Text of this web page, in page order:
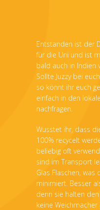
Entstanden ist der
für die Uni und ist
bald auch in Indien
Sollte Juzzy bei
so könnt ihr euch
einfach in den
nachfragen.
Wusstet ihr, dass
100% recycelt
beliebig oft
sind im Transport
Glas Flaschen, was
minimiert. Besser
denn sie halten
keine Weichmacher